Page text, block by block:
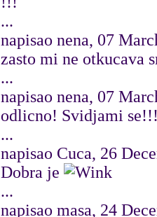
...
napisao nena, 07
zasto mi ne otkucava
...
napisao nena, 07
odlicno! Svidjami
...
napisao Cuca, 26
Dobra je
...
napisao masa, 24